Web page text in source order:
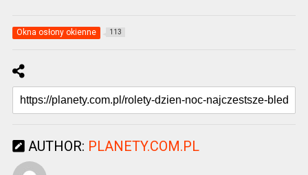
Okna osłony okienne 113
AUTHOR: PLANETY.COM.PL